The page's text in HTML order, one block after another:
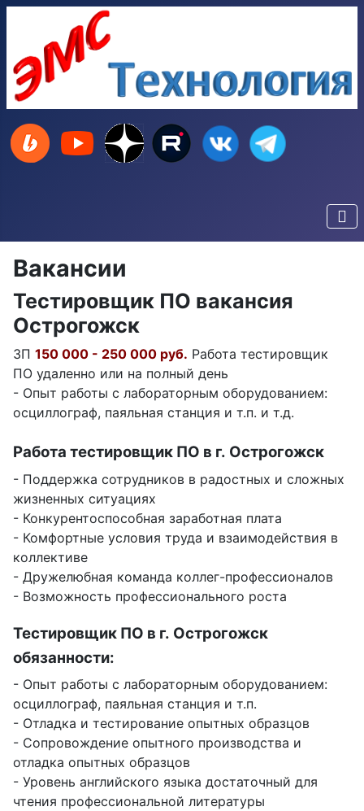
Вакансии
Тестировщик ПО вакансия
Острогожск
ЗП 150 000 - 250 000 руб. Работа тестировщик
ПО удаленно или на полный день
- Опыт работы с лабораторным оборудованием:
осциллограф, паяльная станция и т.п. и т.д.
Работа тестировщик ПО в г. Острогожск
- Поддержка сотрудников в радостных и сложных
жизненных ситуациях
- Конкурентоспособная заработная плата
- Комфортные условия труда и взаимодействия в
коллективе
- Дружелюбная команда коллег-профессионалов
- Возможность профессионального роста
Тестировщик ПО в г. Острогожск
обязанности:
- Опыт работы с лабораторным оборудованием:
осциллограф, паяльная станция и т.п.
- Отладка и тестирование опытных образцов
- Сопровождение опытного производства и
отладка опытных образцов
- Уровень английского языка достаточный для
чтения профессиональной литературы